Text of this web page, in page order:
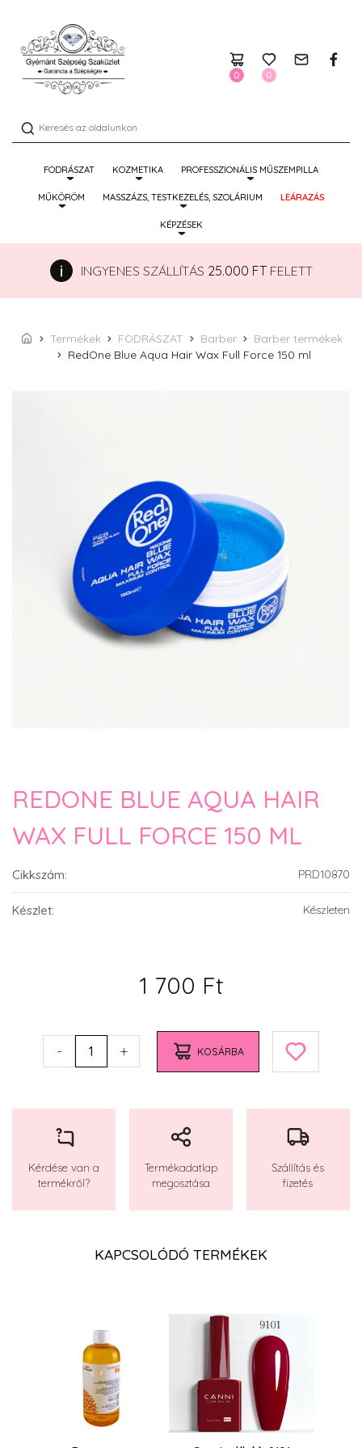
0 0
FODRÁSZAT KOZMETIKA PROFESSZIONÁLIS MŰSZEMPILLA
MŰKÖRÖM MASSZÁZS, TESTKEZELÉS, SZOLÁRIUM LEÁRAZÁS
KÉPZÉSEK
INGYENES SZÁLLÍTÁS 25.000 FTFELETT
Termékek FODRÁSZAT Barber
Barber termékek
RedOne Blue Aqua Hair Wax Full Force 150 ml
REDONE BLUE AQUA HAIR
WAX FULL FORCE 150 ML
Cikkszám: PRD10870
Készlet: Készleten
1 700 Ft
- 1 + KOSÁRBA
Kérdése van a
termékről?
Termékadatlap
megosztása
Szállítás és
fizetés
KAPCSOLÓDÓ TERMÉKEK